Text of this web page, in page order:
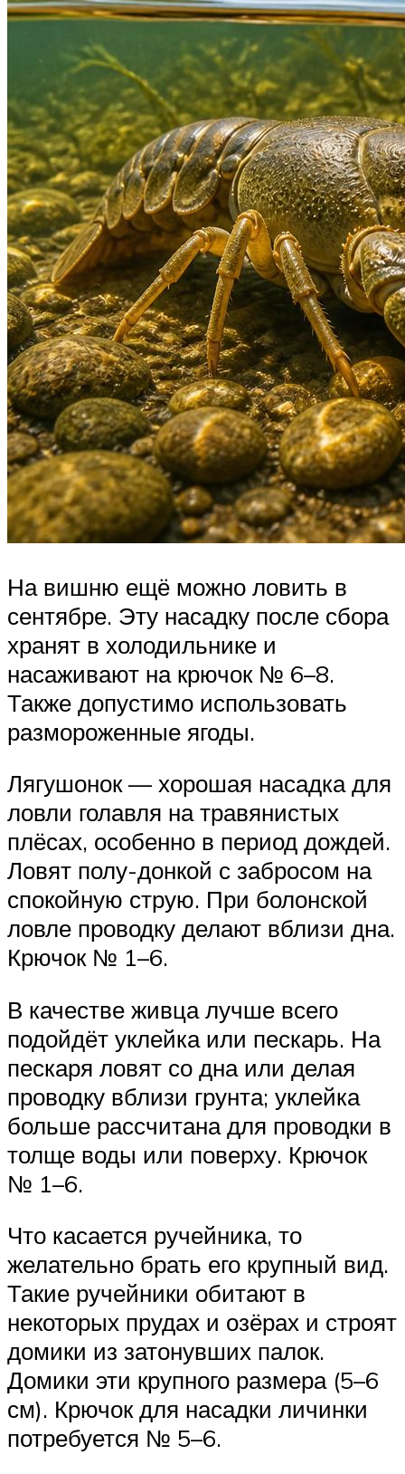
На вишню ещё можно ловить в
сентябре. Эту насадку после сбора
хранят в холодильнике и
насаживают на крючок № 6–8.
Также допустимо использовать
размороженные ягоды.
Лягушонок — хорошая насадка для
ловли голавля на травянистых
плёсах, особенно в период дождей.
Ловят полу-донкой с забросом на
спокойную струю. При болонской
ловле проводку делают вблизи дна.
Крючок № 1–6.
В качестве живца лучше всего
подойдёт уклейка или пескарь. На
пескаря ловят со дна или делая
проводку вблизи грунта; уклейка
больше рассчитана для проводки в
толще воды или поверху. Крючок
№ 1–6.
Что касается ручейника, то
желательно брать его крупный вид.
Такие ручейники обитают в
некоторых прудах и озёрах и строят
домики из затонувших палок.
Домики эти крупного размера (5–6
см). Крючок для насадки личинки
потребуется № 5–6.